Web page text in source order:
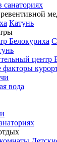
санаториях
Катунь
Белокуриха
вода